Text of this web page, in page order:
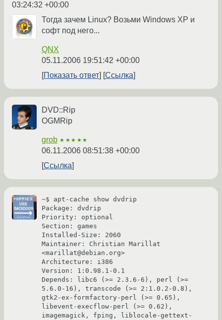
03:24:32 +00:00
Тогда зачем Linux? Возьми Windows XP и
софт под него...
QNX
05.11.2006 19:51:42 +00:00
Показать ответ
Ссылка
DVD::Rip
OGMRip
grob ★★★★★
06.11.2006 08:51:38 +00:00
Ссылка
~$ apt-cache show dvdrip
Package: dvdrip
Priority: optional
Section: games
Installed-Size: 2060
Maintainer: Christian Marillat
<marillat@debian.org>
Architecture: i386
Version: 1:0.98.1-0.1
Depends: libc6 (>= 2.3.6-6), perl (>=
5.6.0-16), transcode (>= 2:1.0.2-0.8),
gtk2-ex-formfactory-perl (>= 0.65),
libevent-execflow-perl (>= 0.62),
imagemagick, fping, liblocale-gettext-